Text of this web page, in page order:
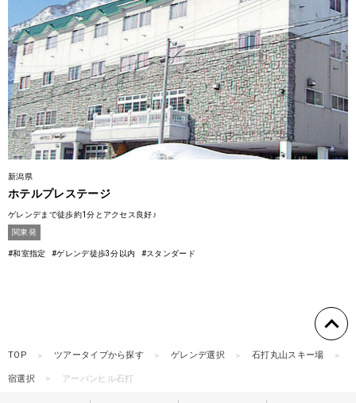
新潟県
ホテルプレステージ
ゲレンデまで徒歩約1分とアクセス良好♪
関東発
#和室指定 #ゲレンデ徒歩3分以内 #スタンダード
TOP ツアータイプから探す ゲレンデ選択 石打丸山スキー場
宿選択 アーバンヒル石打